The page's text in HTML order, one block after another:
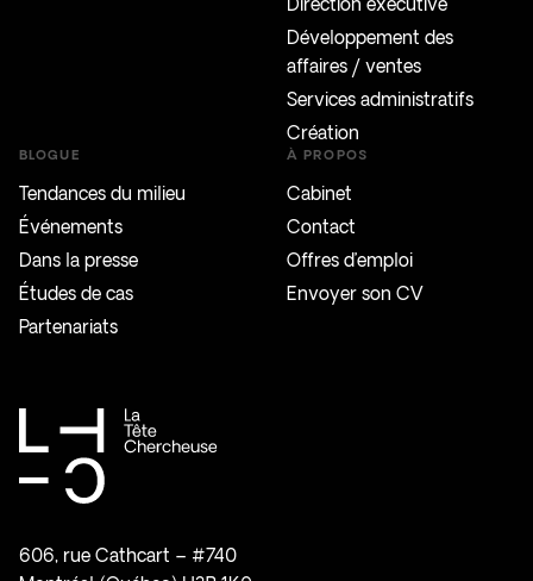
606, rue Cathcart – #740
Direction exécutive
Développement des
affaires / ventes
Services administratifs
Création
BLOGUE
Tendances du milieu
Événements
Dans la presse
Études de cas
Partenariats
À PROPOS
Cabinet
Contact
Offres d’emploi
Envoyer son CV